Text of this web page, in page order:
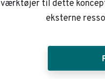
værktøjer til dette
eksterne